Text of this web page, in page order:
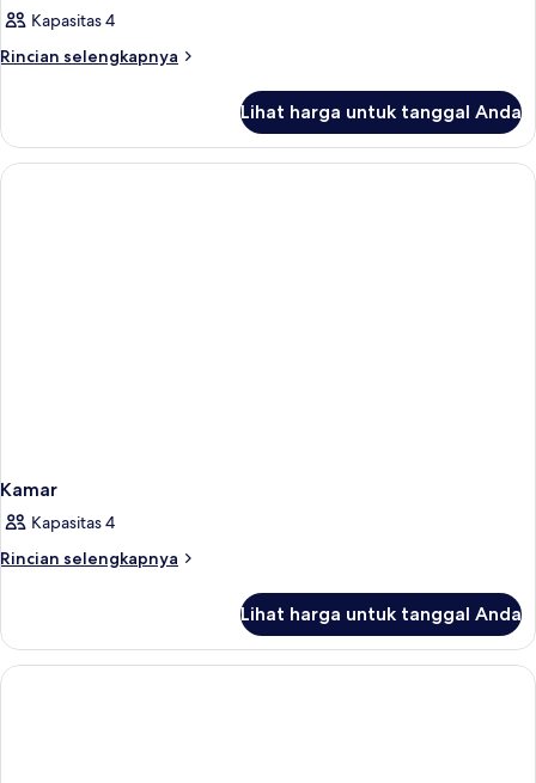
Kapasitas 4
Rincian selengkapnya
Rincian
Kamar
Lihat harga untuk tanggal Anda
Kamar
Kapasitas 4
Rincian selengkapnya
Rincian
Kamar
Lihat harga untuk tanggal Anda